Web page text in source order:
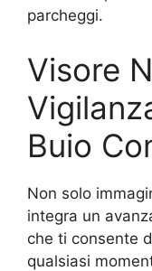
parcheggi.
Visore
Buio
Non solo
integra un
che ti consente
qualsiasi